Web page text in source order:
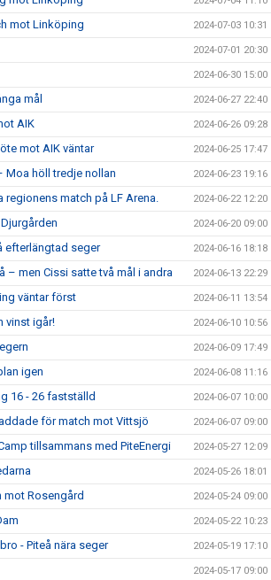
mot Linköping 2024-07-03 10:31
2024-07-01 20:30
2024-06-30 15:00
mål 2024-06-27 22:40
AIK 2024-06-26 09:28
mot AIK väntar 2024-06-25 17:47
Moa höll tredje nollan 2024-06-23 19:16
match på LF Arena. 2024-06-22 12:20
2024-06-20 09:00
efterlängtad seger 2024-06-16 18:18
– men Cissi satte två mål i andra 2024-06-13 22:29
väntar först 2024-06-11 13:54
vinst igår! 2024-06-10 10:56
2024-06-09 17:49
igen 2024-06-08 11:16
16 - 26 fastställd 2024-06-07 10:00
för match mot Vittsjö 2024-06-07 09:00
tillsammans med PiteEnergi 2024-05-27 12:09
2024-05-26 18:01
mot Rosengård 2024-05-24 09:00
2024-05-22 10:23
- Piteå nära seger 2024-05-19 17:10
2024-05-17 09:00